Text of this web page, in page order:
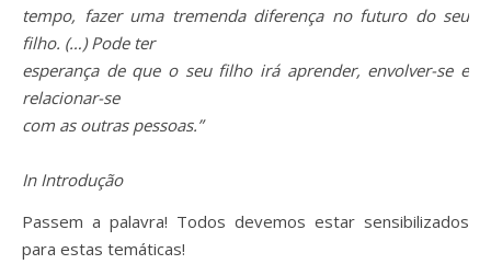
tempo, fazer uma tremenda diferença no futuro do seu
filho. (…) Pode ter
esperança de que o seu filho irá aprender, envolver-se e
relacionar-se
com as outras pessoas.”
In Introdução
Passem a palavra! Todos devemos estar sensibilizados
para estas temáticas!